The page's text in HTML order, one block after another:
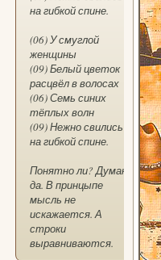
на гибкой спине.
(06) У смуглой
женщины
(09) Белый цветок
расцвёл в волосах
(06) Семь синих
тёплых волн
(09) Нежно свились
на гибкой спине.
Понятно ли? Думаю
да. В принцыпе
мысль не
искажается. А
строки
выравниваются.